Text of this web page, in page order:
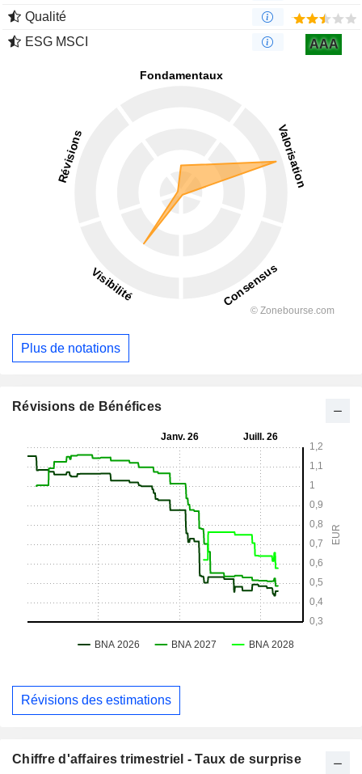
Qualité
ESG MSCI
AAA
Plus de notations
Révisions de Bénéfices
Révisions des estimations
Chiffre d'affaires trimestriel - Taux de surprise